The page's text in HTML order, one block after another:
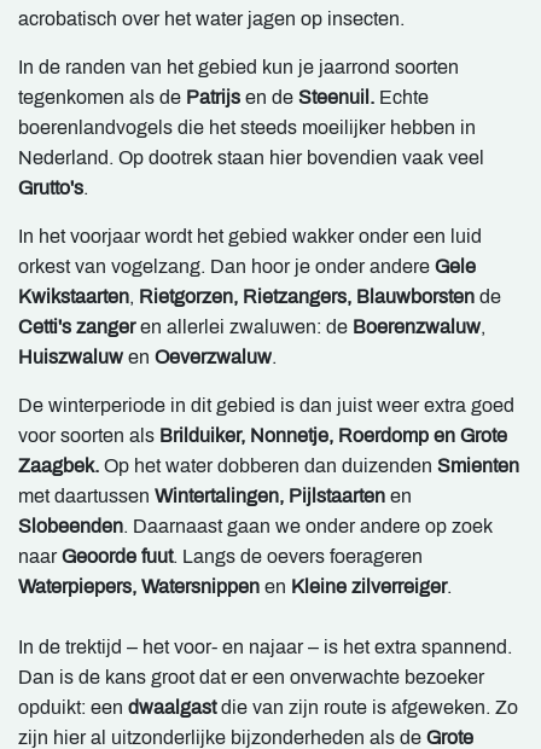
acrobatisch over het water jagen op insecten.
In de randen van het gebied kun je jaarrond soorten
tegenkomen als de Patrijs en de Steenuil. Echte
boerenlandvogels die het steeds moeilijker hebben in
Nederland. Op dootrek staan hier bovendien vaak veel
Grutto's.
In het voorjaar wordt het gebied wakker onder een luid
orkest van vogelzang. Dan hoor je onder andere Gele
Kwikstaarten, Rietgorzen, Rietzangers, Blauwborsten de
Cetti's zangeren allerlei zwaluwen: de Boerenzwaluw,
Huiszwaluw en Oeverzwaluw.
De winterperiode in dit gebied is dan juist weer extra goed
voor soorten als Brilduiker, Nonnetje, Roerdomp en Grote
Zaagbek. Op het water dobberen dan duizenden Smienten
met daartussen Wintertalingen, Pijlstaarten en
Slobeenden. Daarnaast gaan we onder andere op zoek
naarGeoorde fuut. Langs de oevers foerageren
Waterpiepers, Watersnippen en Kleine zilverreiger.
In de trektijd – het voor- en najaar – is het extra spannend.
Dan is de kans groot dat er een onverwachte bezoeker
opduikt: een dwaalgastdie van zijn route is afgeweken. Zo
zijn hier al uitzonderlijke bijzonderheden als de Grote